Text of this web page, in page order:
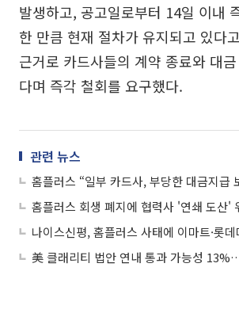
발생하고, 공고일로부터 14일 이내
한 만큼 현재 절차가 유지되고 있다
근거로 카드사들의 계약 종료와 대
다며 즉각 철회를 요구했다.
관련 뉴스
나이스신평, 홈플러스 사태에 이마트·롯